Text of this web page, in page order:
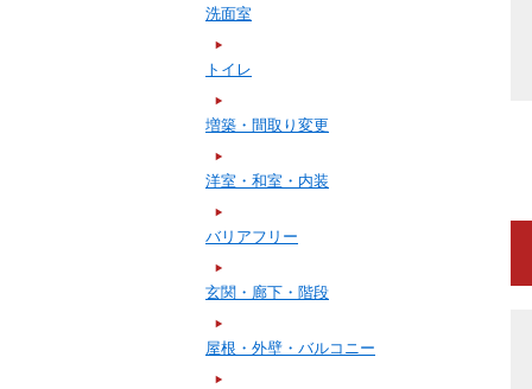
洗面室
トイレ
増築・間取り変更
洋室・和室・内装
バリアフリー
玄関・廊下・階段
屋根・外壁・バルコニー